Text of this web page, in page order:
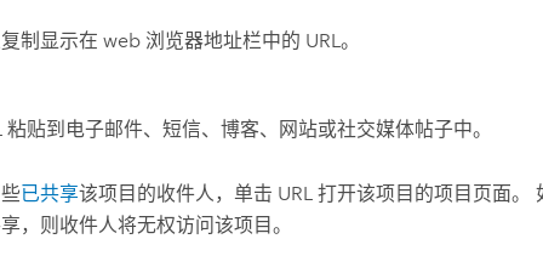
制显示在 web 浏览器地址栏中的 URL。
粘贴到电子邮件、短信、博客、网站或社交媒体帖子中。
已共享该项目的收件人，单击 URL 打开该项目的项目页面。
，则收件人将无权访问该项目。